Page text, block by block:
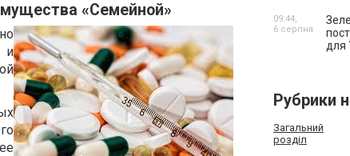
«Семейной»
и
для
09:44,
6 серпня
Рубрики
Загальний
розділ